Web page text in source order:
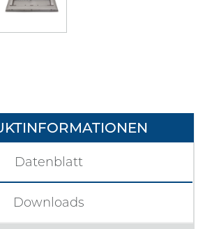
Datenblatt
Downloads